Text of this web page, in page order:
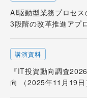
AI駆動型業務プロセ
3段階の改革推進アプ
講演資料
『IT投資動向調査
向 （2025年11月19日